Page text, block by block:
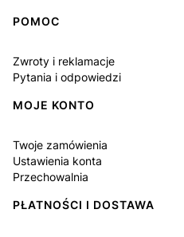
Linki w stopce
POMOC
Zwroty i reklamacje
Pytania i odpowiedzi
MOJE KONTO
Twoje zamówienia
Ustawienia konta
Przechowalnia
PŁATNOŚCI I DOSTAWA